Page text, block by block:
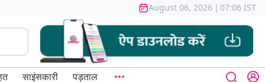
August 06, 2026 | 07:06 IST
साइंसकारी पड़ताल